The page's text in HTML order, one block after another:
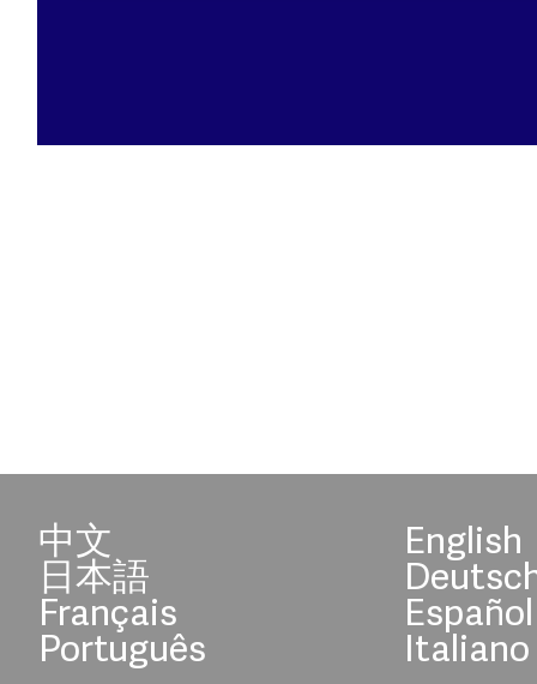
中文 English
日本語
Français Español
Português Italiano